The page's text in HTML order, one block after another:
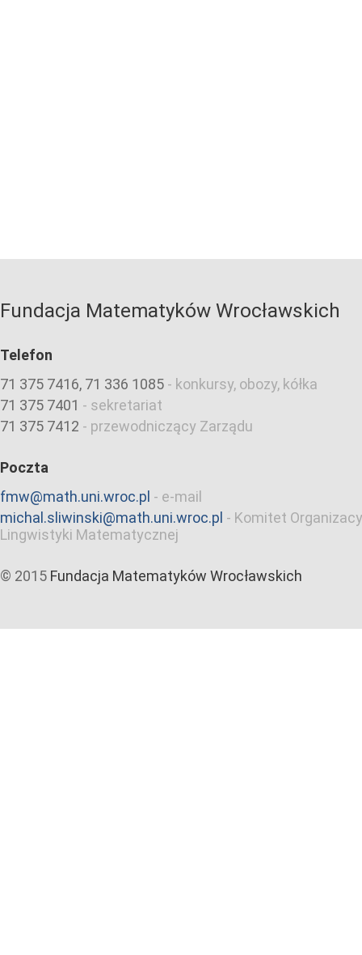
Fundacja Matematyków Wrocławskich
Telefon
71 375 7416, 71 336 1085 - konkursy, obozy, kółka
71 375 7401 - sekretariat
71 375 7412 - przewodniczący Zarządu
Poczta
fmw@math.uni.wroc.pl - e-mail
michal.sliwinski@math.uni.wroc.pl - Komitet
Lingwistyki Matematycznej
© 2015 Fundacja Matematyków Wrocławskich